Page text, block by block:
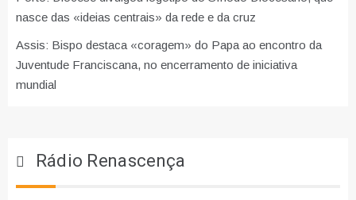
nasce das «ideias centrais» da rede e da cruz
Assis: Bispo destaca «coragem» do Papa ao encontro da
Juventude Franciscana, no encerramento de iniciativa
mundial
Rádio Renascença